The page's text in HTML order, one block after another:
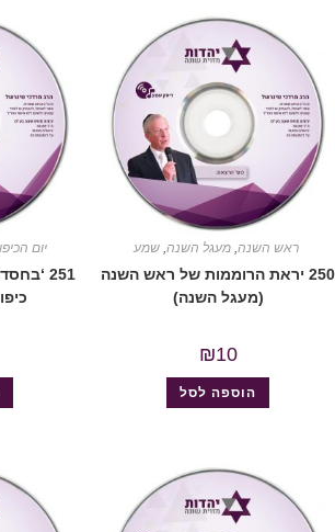
ראש השנה, מעגל השנה, שמע
250 יראת הרוממות של ראש השנה
(מעגל השנה)
₪10
הוספה לסל
יום
251